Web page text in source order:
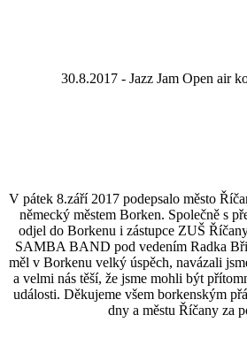
30.8.2017 - Jazz Jam Open air
V pátek 8.září 2017 podepsalo město
německý městem Borken. Společně s
odjel do Borkenu i zástupce ZUŠ
SAMBA BAND pod vedením Radka
měl v Borkenu velký úspěch, navázali
a velmi nás těší, že jsme mohli být
události. Děkujeme všem borkenským
dny a městu Říčany za